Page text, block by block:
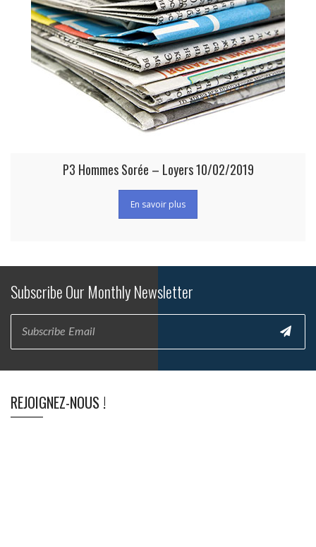
P3 Hommes Sorée – Loyers 10/02/2019
En savoir plus
Subscribe Our Monthly Newsletter
REJOIGNEZ-NOUS !